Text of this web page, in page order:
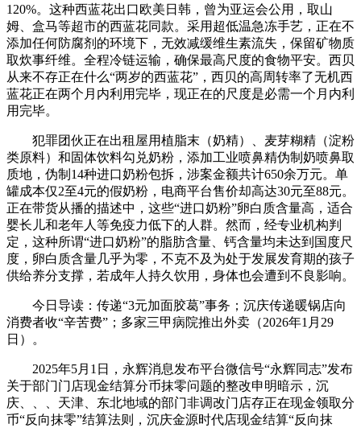
120%。这种西蓝花出口欧美日韩，曾为亚运会公用，取山
姆、盒马等超市的西蓝花同款。采用超低温急冻手艺，正在不
添加任何防腐剂的环境下，无效减缓维生素流失，保留矿物质
取炊事纤维。全程冷链运输，确保最高尺度的食物平安。西贝
从来不存正在什么“两岁的西蓝花”，西贝的高周转率了无机西
蓝花正在两个月内利用完毕，现正在的尺度是必需一个月内利
用完毕。
犯罪团伙正在出租屋用植脂末（奶精）、麦芽糊精（淀粉
类原料）和固体饮料勾兑奶粉，添加工业喷鼻精伪制奶喷鼻取
质地，伪制14种进口奶粉包拆，涉案金额共计650余万元。单
罐成本仅2至4元的假奶粉，电商平台售价却高达30元至88元。
正在带货从播的描述中，这些“进口奶粉”卵白质含量高，适合
婴长儿和老年人等免疫力低下的人群。然而，经专业机构判
定，这种所谓“进口奶粉”的脂肪含量、钙含量均未达到国度尺
度，卵白质含量几乎为零，不克不及为处于发展发育期的孩子
供给养分支撑，若成年人持久饮用，身体也会遭到不良影响。
今日导读：传递“3元加面胶葛”事务；沉庆传递暖锅店向
消费者收“辛苦费”；多家三甲病院推出外卖（2026年1月29
日）。
2025年5月1日，永辉消息发布平台微信号“永辉同志”发布
关于部门门店现金结算分币抹零问题的整改申明暗示，沉
庆、、、天津、东北地域的部门非调改门店存正在现金领取分
币“反向抹零”结算法则，沉庆金源时代店现金结算“反向抹